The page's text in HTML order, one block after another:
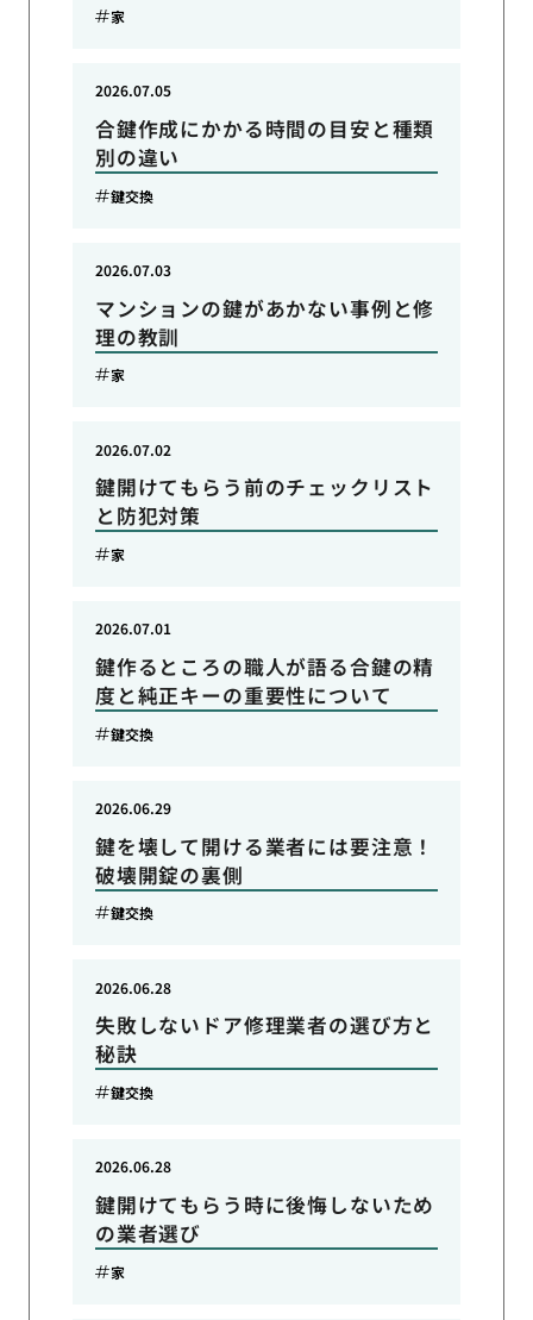
家
合鍵作成にかかる時間の目安と種類
別の違い
2026.07.05
鍵交換
マンションの鍵があかない事例と修
理の教訓
2026.07.03
家
鍵開けてもらう前のチェックリスト
と防犯対策
2026.07.02
家
鍵作るところの職人が語る合鍵の精
度と純正キーの重要性について
2026.07.01
鍵交換
鍵を壊して開ける業者には要注意！
破壊開錠の裏側
2026.06.29
鍵交換
失敗しないドア修理業者の選び方と
秘訣
2026.06.28
鍵交換
鍵開けてもらう時に後悔しないため
の業者選び
2026.06.28
家